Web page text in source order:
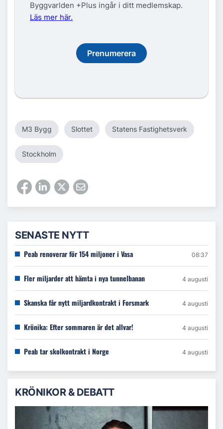
Byggvarlden +Plus ingår i ditt medlemskap.
Läs mer här.
Prenumerera
M3 Bygg Slottet Statens Fastighetsverk
Stockholm
SENASTE NYTT
Peab renoverar för 154 miljoner i Vasa 08:37
Fler miljarder att hämta i nya tunnelbanan 4 augusti
Skanska får nytt miljardkontrakt i Forsmark 4 augusti
Krönika: Efter sommaren är det allvar! 4 augusti
Peab tar skolkontrakt i Norge 4 augusti
KRÖNIKOR & DEBATT